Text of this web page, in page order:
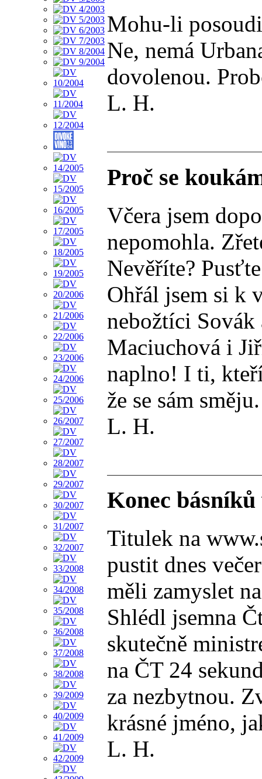
Mohu-li
Ne, nemá
dovolenou.
L. H.
Proč se
Včera jsem
nepomohla.
Nevěříte?
Ohřál jsem si k
nebožtíci
Maciuchová i
naplno! I ti,
že se sám směju.
L. H.
Konec
Titulek na
pustit dnes
měli zamyslet
Shlédl jsemna
skutečně
na ČT 24
za nezbytnou.
krásné jméno,
L. H.